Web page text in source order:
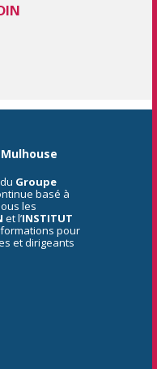
Groupe
basé à
les
et l’INSTITUT
pour
et dirigeants